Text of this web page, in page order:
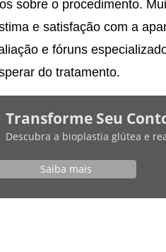
sobre o procedimento.
e satisfação com a
e fóruns
do tratamento.
Transforme Seu
Descubra a bioplastia glútea e
Saiba mais